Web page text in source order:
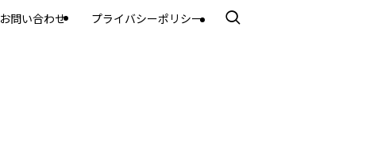
お問い合わせ プライバシーポリシー